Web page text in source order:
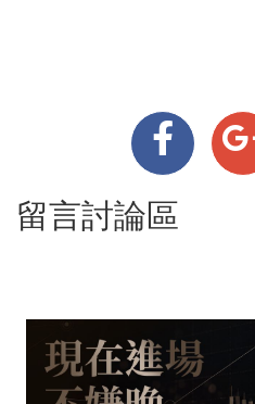
留言討論區